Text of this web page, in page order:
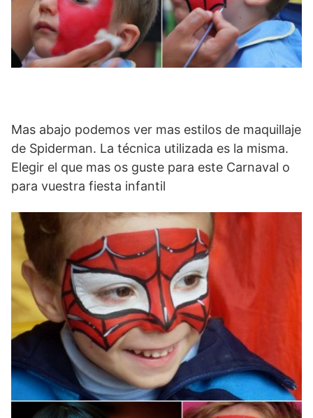
Mas abajo podemos ver mas estilos de maquillaje
de Spiderman. La técnica utilizada es la misma.
Elegir el que mas os guste para este Carnaval o
para vuestra fiesta infantil